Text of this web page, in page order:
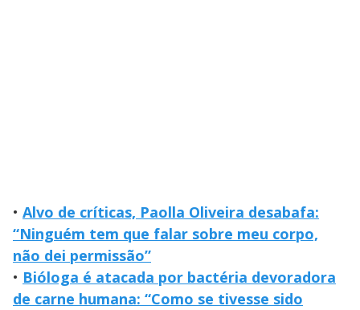
• Alvo de críticas, Paolla Oliveira desabafa:
“Ninguém tem que falar sobre meu corpo,
não dei permissão”
• Bióloga é atacada por bactéria devoradora
de carne humana: “Como se tivesse sido